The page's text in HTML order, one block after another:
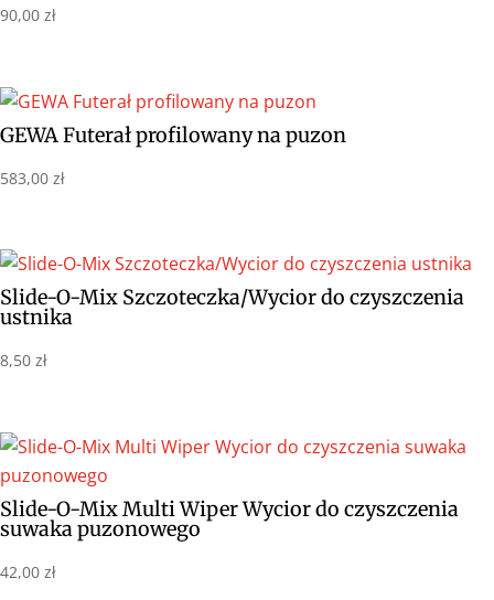
90,00 zł
GEWA Futerał profilowany na puzon
583,00 zł
Slide-O-Mix Szczoteczka/Wycior do czyszczenia
ustnika
8,50 zł
Slide-O-Mix Multi Wiper Wycior do czyszczenia
suwaka puzonowego
42,00 zł